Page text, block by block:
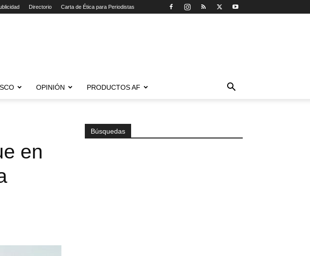
Directorio Carta de Ética para Periodistas
OPINIÓN PRODUCTOS AF
en
Búsquedas